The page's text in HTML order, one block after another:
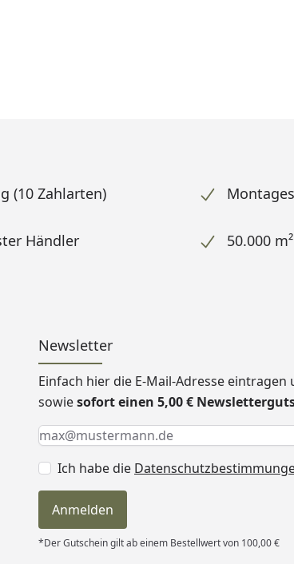
(10 Zahlarten)
Händler 50.000
Newsletter
Einfach hier die E-Mail-Adresse eintragen
sowiesofort einen 5,00 €
Keine Eingabe erforderlich
Eingabe erforderlich
E-Mail *
Ich habe die
Anmelden
*Der Gutschein gilt ab einem Bestellwert von 100,00 €